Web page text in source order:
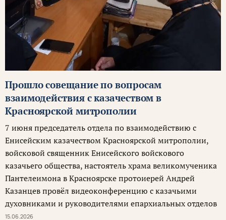
Прошло совещание по вопросам
взаимодействия с казачеством в
Красноярской митрополии
7 июня председатель отдела по взаимодействию с
Енисейским казачеством Красноярской митрополии,
войсковой священник Енисейского войскового
казачьего общества, настоятель храма великомученика
Пантелеимона в Красноярске протоиерей Андрей
Казанцев провёл видеоконференцию с казачьими
духовниками и руководителями епархиальных отделов
15.06.2026